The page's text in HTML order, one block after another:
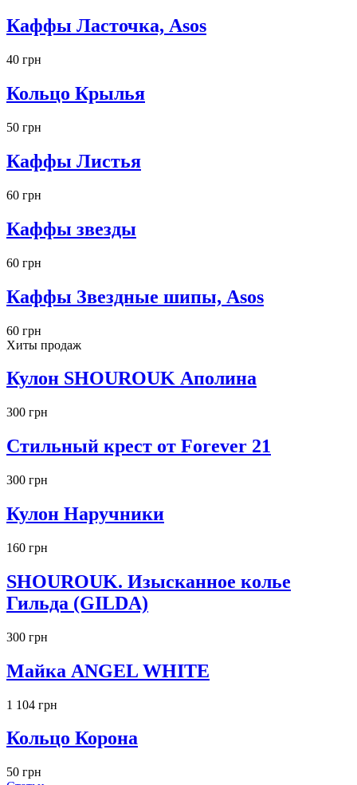
Каффы Ласточка, Asos
40 грн
Кольцо Крылья
50 грн
Каффы Листья
60 грн
Каффы звезды
60 грн
Каффы Звездные шипы, Asos
60 грн
Хиты продаж
Кулон SHOUROUK Аполина
300 грн
Стильный крест от Forever 21
300 грн
Кулон Наручники
160 грн
SHOUROUK. Изысканное колье
Гильда (GILDA)
300 грн
Майка ANGEL WHITE
1 104 грн
Кольцо Корона
50 грн